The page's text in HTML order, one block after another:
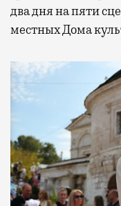
два дня на пяти
местных Дома